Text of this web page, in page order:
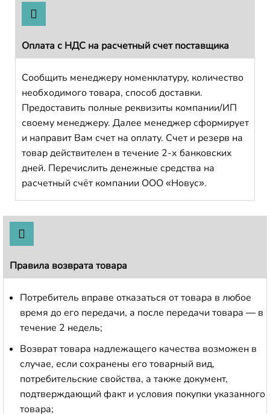
Оплата с НДС на расчетный счет поставщика
Сообщить менеджеру номенклатуру, количество
необходимого товара, способ доставки.
Предоставить полные реквизиты компании/ИП
своему менеджеру. Далее менеджер сформирует
и направит Вам счет на оплату. Счет и резерв на
товар действителен в течение 2-х банковских
дней. Перечислить денежные средства на
расчетный счёт компании ООО «Новус».
Правила возврата товара
Потребитель вправе отказаться от товара в любое
время до его передачи, а после передачи товара — в
течение 2 недель;
Возврат товара надлежащего качества возможен в
случае, если сохранены его товарный вид,
потребительские свойства, а также документ,
подтверждающий факт и условия покупки указанного
товара;